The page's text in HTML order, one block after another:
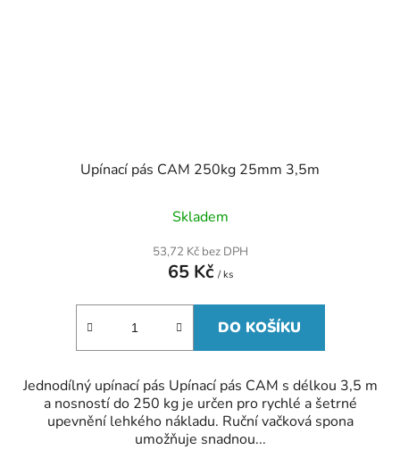
Upínací pás CAM 250kg 25mm 3,5m
Skladem
53,72 Kč bez DPH
65 Kč / ks
DO KOŠÍKU
Jednodílný upínací pás Upínací pás CAM s délkou 3,5 m
a nosností do 250 kg je určen pro rychlé a šetrné
upevnění lehkého nákladu. Ruční vačková spona
umožňuje snadnou...